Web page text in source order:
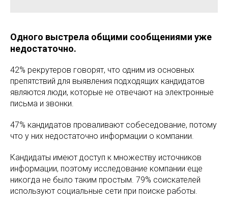
Одного выстрела общими сообщениями уже
недостаточно.
42% рекрутеров говорят, что одним из основных
препятствий для выявления подходящих кандидатов
являются люди, которые не отвечают на электронные
письма и звонки.
47% кандидатов проваливают собеседование, потому
что у них недостаточно информации о компании.
Кандидаты имеют доступ к множеству источников
информации, поэтому исследование компании еще
никогда не было таким простым. 79% соискателей
используют социальные сети при поиске работы.